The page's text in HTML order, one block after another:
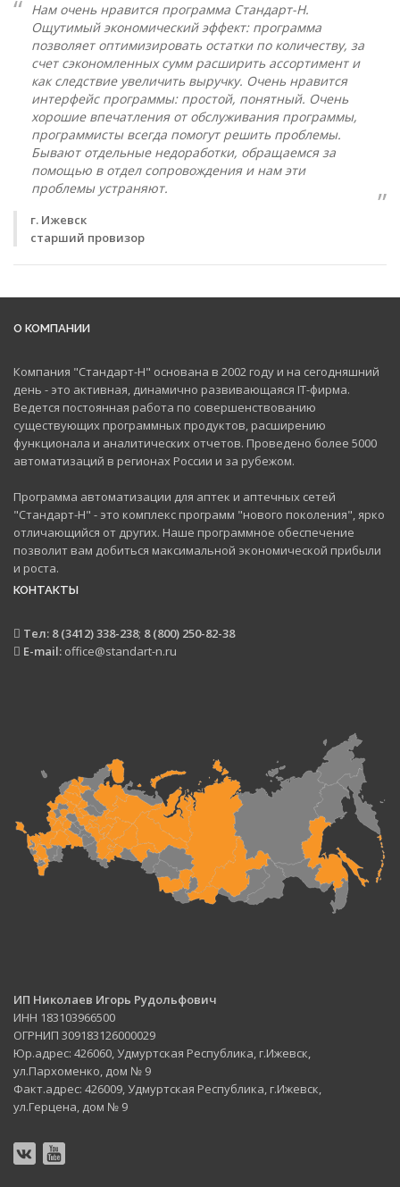
Нам очень нравится программа Стандарт-Н.
Ощутимый экономический эффект: программа
позволяет оптимизировать остатки по количеству, за
счет сэкономленных сумм расширить ассортимент и
как следствие увеличить выручку. Очень нравится
интерфейс программы: простой, понятный. Очень
хорошие впечатления от обслуживания программы,
программисты всегда помогут решить проблемы.
Бывают отдельные недоработки, обращаемся за
помощью в отдел сопровождения и нам эти
проблемы устраняют.
г. Ижевск
старший провизор
О КОМПАНИИ
Компания "Стандарт-Н" основана в 2002 году и на сегодняшний
день - это активная, динамично развивающаяся IT-фирма.
Ведется постоянная работа по совершенствованию
существующих программных продуктов, расширению
функционала и аналитических отчетов. Проведено более 5000
автоматизаций в регионах России и за рубежом.
Программа автоматизации для аптек и аптечных сетей
"Стандарт-Н" - это комплекс программ "нового поколения", ярко
отличающийся от других. Наше программное обеспечение
позволит вам добиться максимальной экономической прибыли
и роста.
КОНТАКТЫ
Тел: 8 (3412) 338-238; 8 (800) 250-82-38
E-mail: office@standart-n.ru
ИП Николаев Игорь Рудольфович
ИНН 183103966500
ОГРНИП 309183126000029
Юр.адрес: 426060, Удмуртская Республика, г.Ижевск,
ул.Пархоменко, дом № 9
Факт.адрес: 426009, Удмуртская Республика, г.Ижевск,
ул.Герцена, дом № 9